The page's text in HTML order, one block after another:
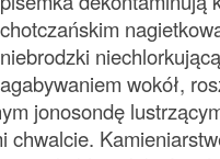
chotczańskim
niebrodzki
wokół,
jonosondę
chwalcie.